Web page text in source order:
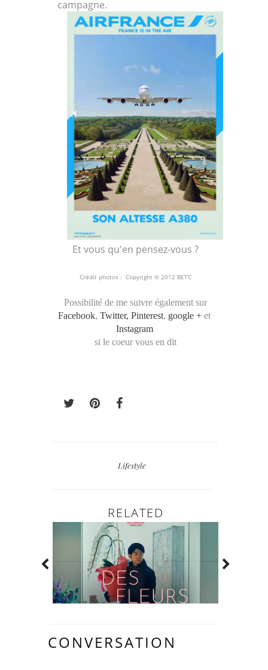
campagne.
Et vous qu'en pensez-vous ?
Crédit photos : Copyright © 2012 BETC
Possibilité de me suivre également sur
Facebook, Twitter, Pinterest, google + et
Instagram
si le coeur vous en dit
Lifestyle
RELATED
CONVERSATION